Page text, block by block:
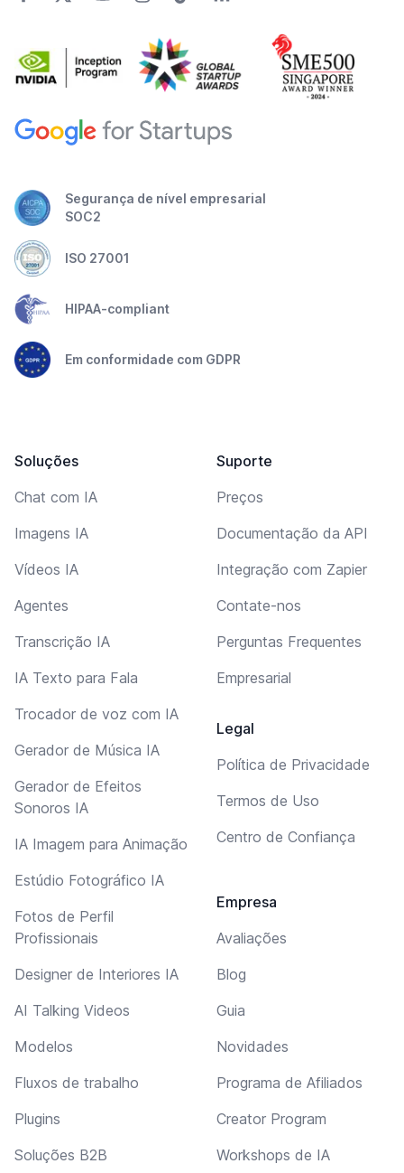
Segurança de nível empresarial
SOC2
ISO 27001
HIPAA-compliant
Em conformidade com GDPR
Soluções
Chat com IA
Imagens IA
Vídeos IA
Agentes
Transcrição IA
IA Texto para Fala
Trocador de voz com IA
Gerador de Música IA
Gerador de Efeitos
Sonoros IA
IA Imagem para Animação
Estúdio Fotográfico IA
Fotos de Perfil
Profissionais
Designer de Interiores IA
AI Talking Videos
Modelos
Fluxos de trabalho
Plugins
Soluções B2B
Suporte
Preços
Documentação da API
Integração com Zapier
Contate-nos
Perguntas Frequentes
Empresarial
Legal
Política de Privacidade
Termos de Uso
Centro de Confiança
Empresa
Avaliações
Blog
Guia
Novidades
Programa de Afiliados
Creator Program
Workshops de IA